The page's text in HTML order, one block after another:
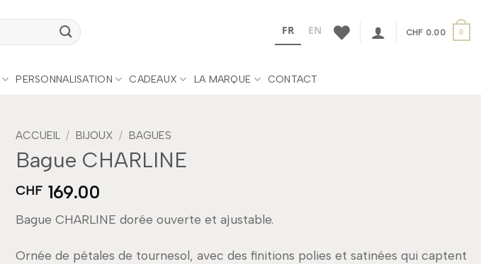
FR EN CHF 0.00 0
PERSONNALISATION CADEAUX LA MARQUE CONTACT
ACCUEIL / BIJOUX / BAGUES
Bague CHARLINE
CHF 169.00
Bague CHARLINE dorée ouverte et ajustable.
Ornée de pétales de tournesol, avec des finitions polies et satinées qui captent